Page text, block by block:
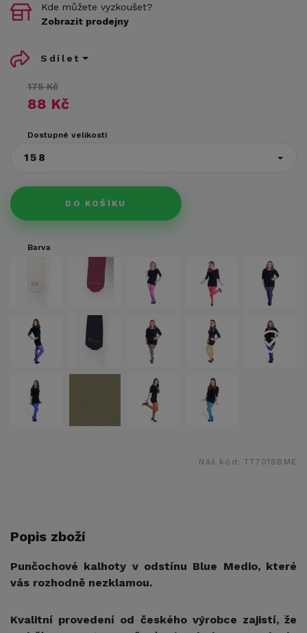
175 Kč
88 Kč
Dostupné velikosti
158
DO KOŠÍKU
Kde můžete vyzkoušet?
Zobrazit prodejny
Sdílet
Barva
Náš kód:TT7018BME
Popis zboží
Punčochové kalhoty v odstínu Blue Medio, které
vás rozhodně nezklamou.
Kvalitní provedení od českého výrobce zajistí, že